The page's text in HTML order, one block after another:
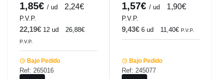
Pro.mundi
1,85€ / ud 2,24€
P.V.P.
22,19€ 12 ud 26,88€
P.V.P.
Bajo Pedido
Ref: 265016
Pro.mundi
1,57€ / ud 1,90€
P.V.P.
9,43€ 6 ud 11,40€ P.V.P.
Bajo Pedido
Ref: 245077